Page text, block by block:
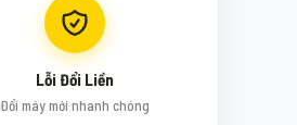
Lỗi Đổi Liền
Đổi máy mới nhanh chóng